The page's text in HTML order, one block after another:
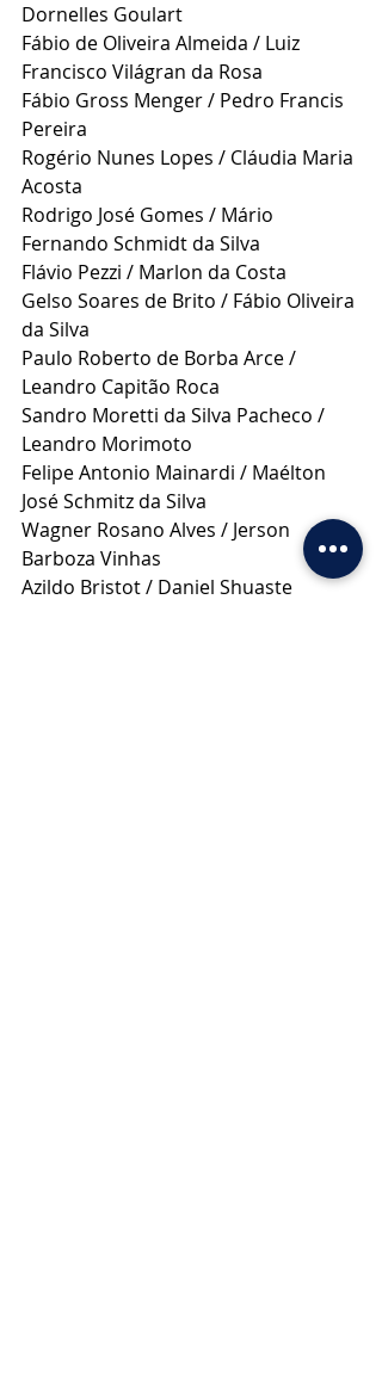
Dornelles Goulart
Fábio de Oliveira Almeida / Luiz
Francisco Világran da Rosa
Fábio Gross Menger / Pedro Francis
Pereira
Rogério Nunes Lopes / Cláudia Maria
Acosta
Rodrigo José Gomes / Mário
Fernando Schmidt da Silva
Flávio Pezzi / Marlon da Costa
Gelso Soares de Brito / Fábio Oliveira
da Silva
Paulo Roberto de Borba Arce /
Leandro Capitão Roca
Sandro Moretti da Silva Pacheco /
Leandro Morimoto
Felipe Antonio Mainardi / Maélton
José Schmitz da Silva
Wagner Rosano Alves / Jerson
Barboza Vinhas
Azildo Bristot / Daniel Shuaste